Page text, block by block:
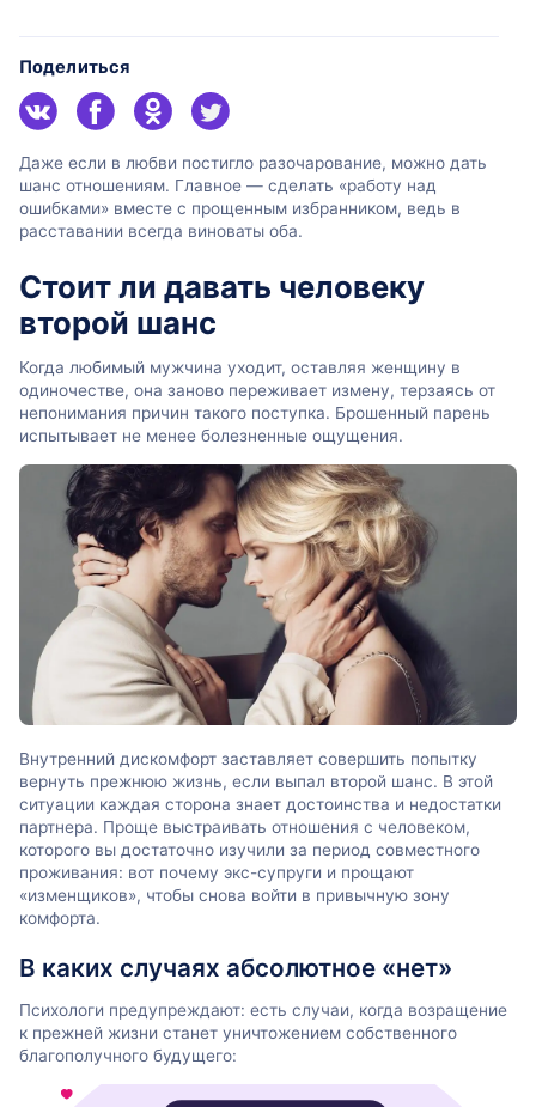
Поделиться
Даже если в любви постигло разочарование, можно дать
шанс отношениям. Главное — сделать «работу над
ошибками» вместе с прощенным избранником, ведь в
расставании всегда виноваты оба.
Стоит ли давать человеку
второй шанс
Когда любимый мужчина уходит, оставляя женщину в
одиночестве, она заново переживает измену, терзаясь от
непонимания причин такого поступка. Брошенный парень
испытывает не менее болезненные ощущения.
Внутренний дискомфорт заставляет совершить попытку
вернуть прежнюю жизнь, если выпал второй шанс. В этой
ситуации каждая сторона знает достоинства и недостатки
партнера. Проще выстраивать отношения с человеком,
которого вы достаточно изучили за период совместного
проживания: вот почему экс-супруги и прощают
«изменщиков», чтобы снова войти в привычную зону
комфорта.
В каких случаях абсолютное «нет»
Психологи предупреждают: есть случаи, когда возращение
к прежней жизни станет уничтожением собственного
благополучного будущего: